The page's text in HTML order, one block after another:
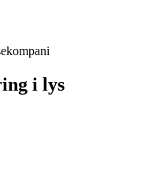
i lys